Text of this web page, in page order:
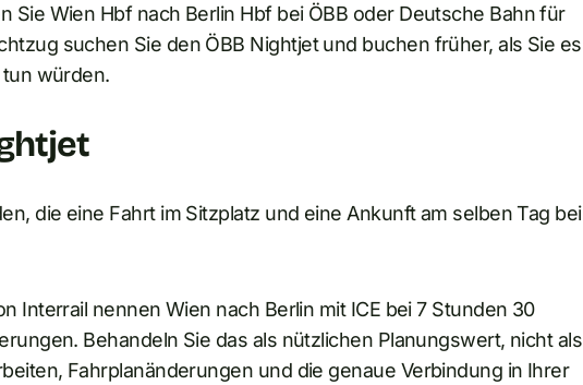
Sie Wien Hbf nach Berlin Hbf bei ÖBB oder Deutsche Bahn für
suchen Sie den ÖBB Nightjet und buchen früher, als Sie es
würden.
die eine Fahrt im Sitzplatz und eine Ankunft am selben Tag bei
Interrail nennen Wien nach Berlin mit ICE bei 7 Stunden 30
Behandeln Sie das als nützlichen Planungswert, nicht als
Fahrplanänderungen und die genaue Verbindung in Ihrer